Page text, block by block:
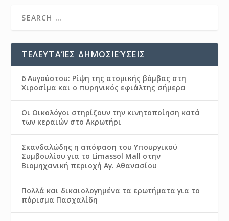
ΤΕΛΕΥΤΑΊΕΣ ΔΗΜΟΣΙΕΎΣΕΙΣ
6 Αυγούστου: Ρίψη της ατομικής βόμβας στη
Χιροσίμα και ο πυρηνικός εφιάλτης σήμερα
Οι Οικολόγοι στηρίζουν την κινητοποίηση κατά
των κεραιών στο Ακρωτήρι
Σκανδαλώδης η απόφαση του Υπουργικού
Συμβουλίου για το Limassol Mall στην
Βιομηχανική περιοχή Αγ. Αθανασίου
Πολλά και δικαιολογημένα τα ερωτήματα για το
πόρισμα Πασχαλίδη